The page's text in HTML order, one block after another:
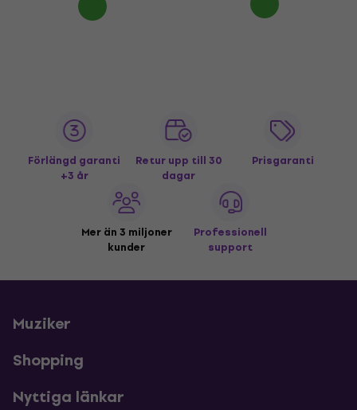
Förlängd garanti
+3 år
Retur upp till 30
dagar
Prisgaranti
Mer än 3 miljoner
kunder
Professionell
support
Muziker
Shopping
Nyttiga länkar